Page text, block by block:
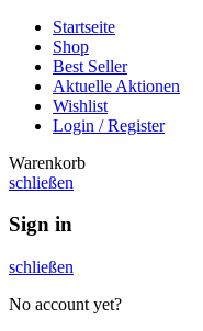
Startseite
Shop
Best Seller
Aktuelle Aktionen
Wishlist
Login / Register
Warenkorb
schließen
Sign in
schließen
No account yet?